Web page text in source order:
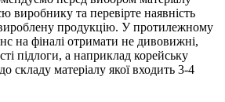
виробнику та перевірте наявність
вироблену продукцію. У протилежному
на фіналі отримати не дивовижні,
підлоги, а наприклад корейську
складу матеріалу якої входить 3-4